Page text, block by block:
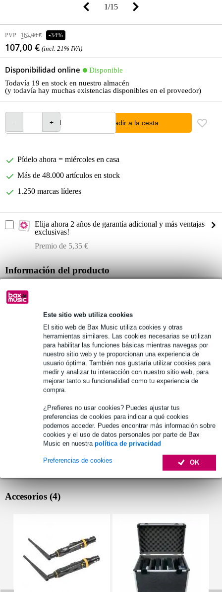
Este sitio web utiliza cookies
El sitio web de Bax Music utiliza cookies y otras
herramientas similares. Las cookies necesarias se utilizan
para habilitar las funciones básicas mientras navegas por
nuestro sitio web y te proporcionan una experiencia de
usuario óptima. También nos gustaría utilizar cookies para
medir y analizar tu interacción con nuestro sitio web, para
mejorar tanto su funcionalidad como tu experiencia de
compra.
¿Prefieres no usar cookies? Puedes ajustar tus
preferencias de cookies para indicar a qué cookies
podemos acceder. Puedes encontrar más información sobre
cookies y el uso de datos personales por parte de Bax
Music en nuestra política de privacidad
OK
Preferencias de cookies
1/15
PVP 162,00 € -34%
107,00 € (incl. 21% IVA)
Disponibilidad online
Disponible
Todavía 19 en stock en nuestro almacén
(y todavía hay muchas existencias disponibles en el proveedor)
añadir a la cesta
Pídelo ahora = miércoles en casa
Más de 48.000 artículos en stock
1.250 marcas líderes
Elija ahora 2 años de garantía adicional y más ventajas
exclusivas!
Premio de 5,35 €
Información del producto
foco LED compacto
Barra luminosa basada en módulos Tri-LED
rendimiento de luz: 1540 lumen
Especificaciones completas
Véase también (3)
Accesorios (4)